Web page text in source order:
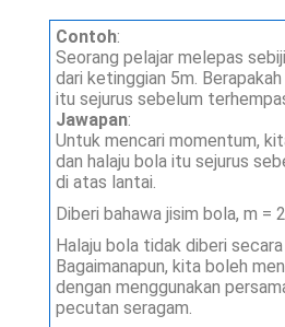
Contoh:
Seorang pelajar melepas
dari ketinggian 5m.
itu sejurus sebelum
Jawapan:
Untuk mencari momentum,
dan halaju bola itu sejurus
di atas lantai.
Diberi bahawa jisim bola, m =
Halaju bola tidak diberi secara
Bagaimanapun, kita boleh
dengan menggunakan
pecutan seragam.